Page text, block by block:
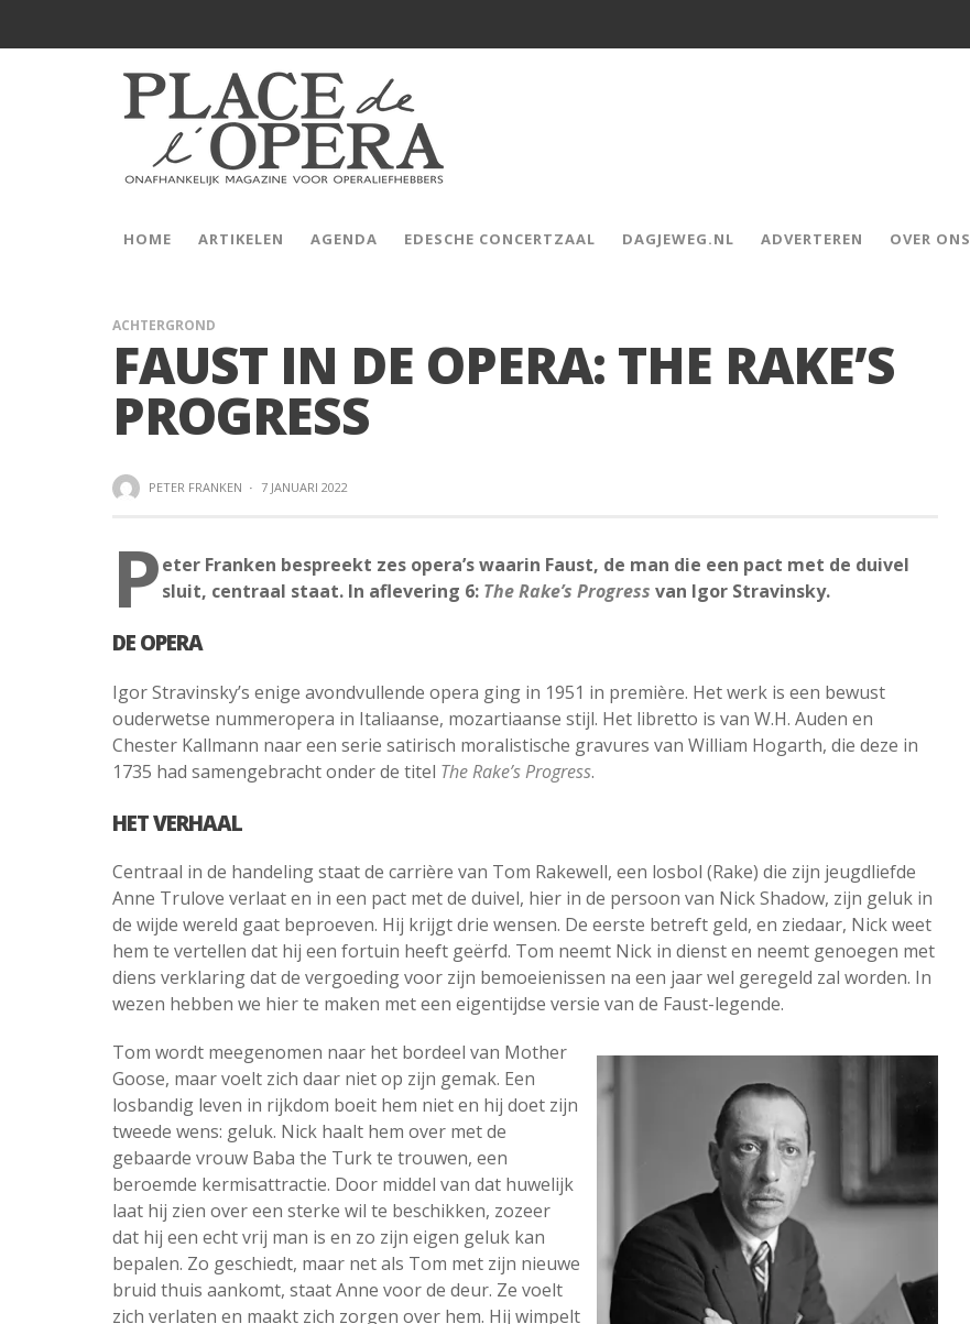
HOME ARTIKELEN AGENDA EDESCHE CONCERTZAAL DAGJEWEG.NL ADVERTEREN OVER ONS
ACHTERGROND
FAUST IN DE OPERA: THE RAKE’S
PROGRESS
PETER FRANKEN · 7 JANUARI 2022
Peter Franken bespreekt zes opera’s waarin Faust, de man die een pact met de duivel
sluit, centraal staat. In aflevering 6: The Rake’s Progress van Igor Stravinsky.
DE OPERA
Igor Stravinsky’s enige avondvullende opera ging in 1951 in première. Het werk is een bewust
ouderwetse nummeropera in Italiaanse, mozartiaanse stijl. Het libretto is van W.H. Auden en
Chester Kallmann naar een serie satirisch moralistische gravures van William Hogarth, die deze in
1735 had samengebracht onder de titel The Rake’s Progress.
HET VERHAAL
Centraal in de handeling staat de carrière van Tom Rakewell, een losbol (Rake) die zijn jeugdliefde
Anne Trulove verlaat en in een pact met de duivel, hier in de persoon van Nick Shadow, zijn geluk in
de wijde wereld gaat beproeven. Hij krijgt drie wensen. De eerste betreft geld, en ziedaar, Nick weet
hem te vertellen dat hij een fortuin heeft geërfd. Tom neemt Nick in dienst en neemt genoegen met
diens verklaring dat de vergoeding voor zijn bemoeienissen na een jaar wel geregeld zal worden. In
wezen hebben we hier te maken met een eigentijdse versie van de Faust-legende.
Tom wordt meegenomen naar het bordeel van Mother
Goose, maar voelt zich daar niet op zijn gemak. Een
losbandig leven in rijkdom boeit hem niet en hij doet zijn
tweede wens: geluk. Nick haalt hem over met de
gebaarde vrouw Baba the Turk te trouwen, een
beroemde kermisattractie. Door middel van dat huwelijk
laat hij zien over een sterke wil te beschikken, zozeer
dat hij een echt vrij man is en zo zijn eigen geluk kan
bepalen. Zo geschiedt, maar net als Tom met zijn nieuwe
bruid thuis aankomt, staat Anne voor de deur. Ze voelt
zich verlaten en maakt zich zorgen over hem. Hij wimpelt